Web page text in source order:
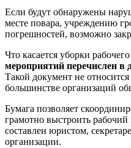
Если будут обнаружены
месте повара, учреждению
погрешностей, возможно
Что касается уборки
мероприятий перечислен в
Такой документ не
большинстве организаций
Бумага позволяет
грамотно выстроить
составлен юристом,
организации.